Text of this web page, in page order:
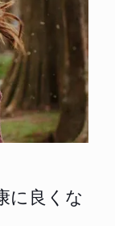
に良くな